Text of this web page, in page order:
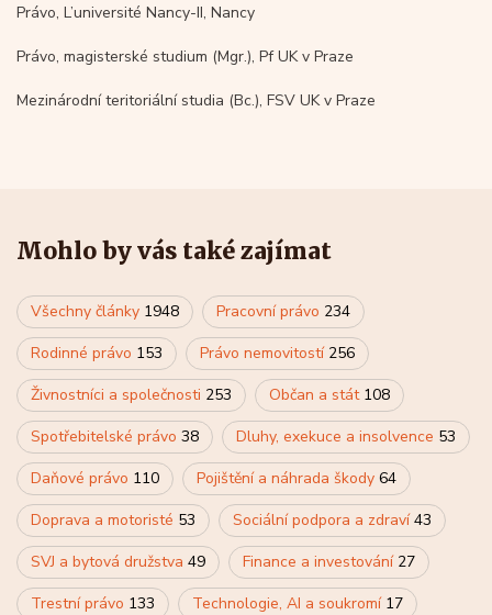
Právo, L’université Nancy-II, Nancy
Právo, magisterské studium (Mgr.), Pf UK v Praze
Mezinárodní teritoriální studia (Bc.), FSV UK v Praze
Mohlo by vás také zajímat
Všechny články 1948 Pracovní právo 234
Rodinné právo 153 Právo nemovitostí 256
Živnostníci a společnosti 253 Občan a stát 108
Spotřebitelské právo 38 Dluhy, exekuce a insolvence 53
Daňové právo 110 Pojištění a náhrada škody 64
Doprava a motoristé 53 Sociální podpora a zdraví43
SVJ a bytová družstva 49 Finance a investování 27
Trestní právo 133 Technologie, AI a soukromí 17